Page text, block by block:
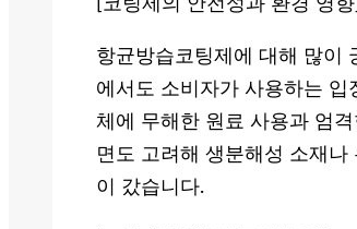
[코팅제의 안전성과 환경 영향]
항균방습코팅제에 대해 많이
에서도 소비자가 사용하는 입
체에 무해한 원료 사용과 엄
면도 고려해 생분해성 소재
이 갔습니다.